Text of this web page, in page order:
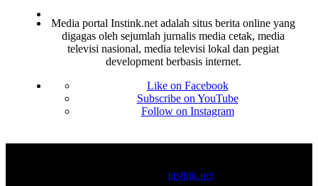
Media portal Instink.net adalah situs berita online yang
digagas oleh sejumlah jurnalis media cetak, media
televisi nasional, media televisi lokal dan pegiat
development berbasis internet.
Like on Facebook
Subscribe on YouTube
Follow on Instagram
instink.net